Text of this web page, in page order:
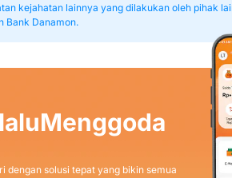
kejahatan lainnya yang dilakukan oleh pihak
Bank Danamon.
dengan solusi tepat yang bikin semua